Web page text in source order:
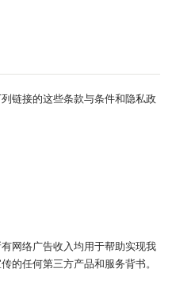
链接的这些条款与条件和隐私政
网络广告收入均用于帮助实现我
的任何第三方产品和服务背书。